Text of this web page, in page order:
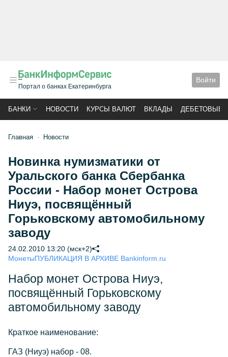
Портал о банках Екатеринбурга
Войти
БАНКИ НОВОСТИ КУРСЫ ВАЛЮТ ВКЛАДЫ ДЕБЕТОВЫЕ
Главная Новости
Новинка нумизматики от
Уральского банка Сбербанка
России - Набор монет Острова
Ниуэ, посвящённый
Горьковскому автомобильному
заводу
24.02.2010 13:20 (мск+2)
МонетыПУБЛИКАЦИЯ В АРХИВЕ Bankinform.ru
Набор монет Острова Ниуэ,
посвящённый Горьковскому
автомобильному заводу
Краткое наименование:
ГАЗ (Ниуэ) набор - 08.